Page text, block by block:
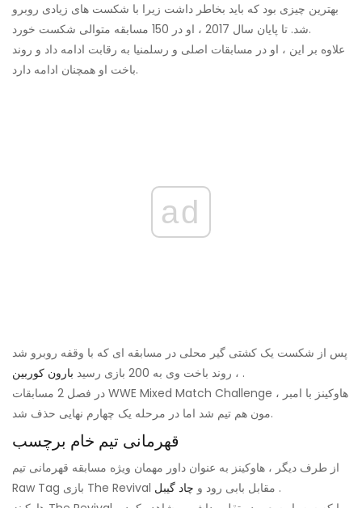
بهترین چیزی بود که باید بخاطر داشت زیرا با شکست های زیادی روبرو
شد. تا پایان سال 2017 ، او در 150 مسابقه متوالی شکست خورد.
علاوه بر این ، او در مسابقات اصلی و رسلمنیا به رقابت ادامه داد و روند
باخت او همچنان ادامه دارد.
ad
پس از شکست یک کشتی گیر محلی در مسابقه ای که با وقفه روبرو شد
، روند باخت وی به 200 بازی رسید
بارون کوربین
.
در فصل 2 مسابقات WWE Mixed Match Challenge ، هاوکینز با امبر
مون هم تیم شد اما در مرحله یک چهارم نهایی حذف شد.
قهرمانی تیم خام برچسب
از طرف دیگر ، هاوکینز به عنوان داور مهمان ویژه مسابقه قهرمانی تیم
Raw Tag بازی The Revival مقابل بابی رود و چاد گیبل
.